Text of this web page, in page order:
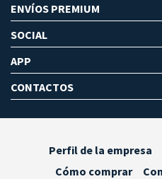
ENVÍOS PREMIUM
SOCIAL
APP
CONTACTOS
Perfil de la empresa
Cómo comprar